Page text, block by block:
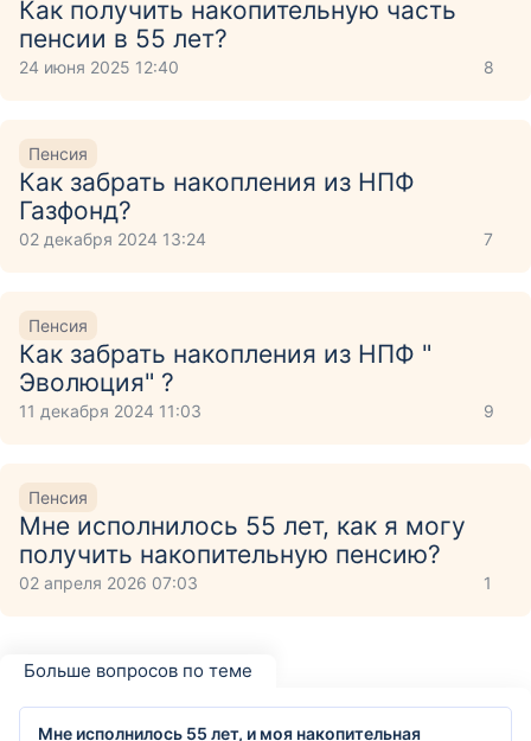
Как получить накопительную часть
пенсии в 55 лет?
24 июня 2025 12:40 8
Пенсия
Как забрать накопления из НПФ
Газфонд?
02 декабря 2024 13:24 7
Пенсия
Как забрать накопления из НПФ "
Эволюция" ?
11 декабря 2024 11:03 9
Пенсия
Мне исполнилось 55 лет, как я могу
получить накопительную пенсию?
02 апреля 2026 07:03 1
Больше вопросов по теме
Мне исполнилось 55 лет, и моя накопительная